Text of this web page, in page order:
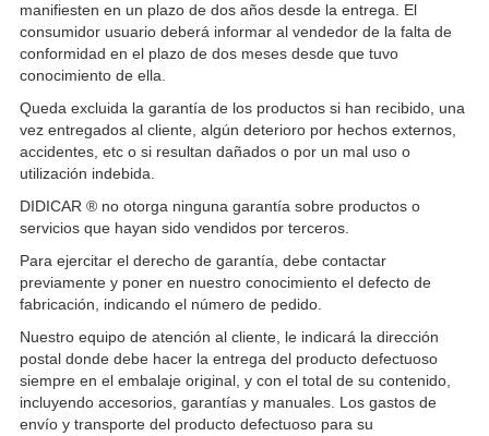
manifiesten en un plazo de dos años desde la entrega. El
consumidor usuario deberá informar al vendedor de la falta de
conformidad en el plazo de dos meses desde que tuvo
conocimiento de ella.
Queda excluida la garantía de los productos si han recibido, una
vez entregados al cliente, algún deterioro por hechos externos,
accidentes, etc o si resultan dañados o por un mal uso o
utilización indebida.
DIDICAR ® no otorga ninguna garantía sobre productos o
servicios que hayan sido vendidos por terceros.
Para ejercitar el derecho de garantía, debe contactar
previamente y poner en nuestro conocimiento el defecto de
fabricación, indicando el número de pedido.
Nuestro equipo de atención al cliente, le indicará la dirección
postal donde debe hacer la entrega del producto defectuoso
siempre en el embalaje original, y con el total de su contenido,
incluyendo accesorios, garantías y manuales. Los gastos de
envío y transporte del producto defectuoso para su